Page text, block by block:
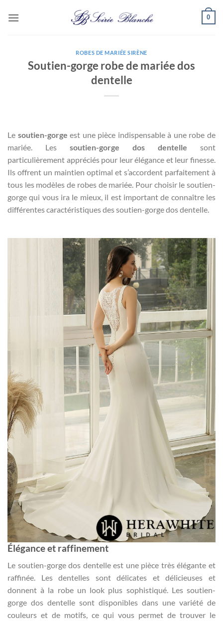
0
ROBES DE MARIÉE SIRÈNE
Soutien-gorge robe de mariée dos
dentelle
Le soutien-gorge est une pièce indispensable à une robe de
mariée. Les soutien-gorge dos dentelle sont
particulièrement appréciés pour leur élégance et leur finesse.
Ils offrent un maintien optimal et s’accordent parfaitement à
tous les modèles de robes de mariée. Pour choisir le soutien-
gorge qui vous ira le mieux, il est important de connaître les
différentes caractéristiques des soutien-gorge dos dentelle.
Élégance et raffinement
Le soutien-gorge dos dentelle est une pièce très élégante et
raffinée. Les dentelles sont délicates et délicieuses et
donnent à la robe un look plus sophistiqué. Les soutien-
gorge dos dentelle sont disponibles dans une variété de
couleurs et de motifs, ce qui vous permet de trouver le